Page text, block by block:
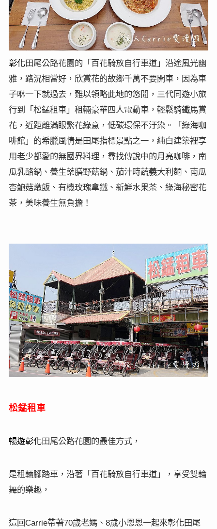
彰化田尾公路花園的「百花騎放自行車道」沿途風光幽
雅，路況相當好，欣賞花的故鄉千萬不要開車，因為車
子咻一下就過去，難以領略此地的悠閒，三代同遊小旅
行到「松錳租車」租輛豪華四人電動車，輕鬆騎鐵馬賞
花，近距離滿眼繁花綠意，低碳環保不汙染。「綠海咖
啡館」的希臘風情是田尾指標景點之一，純白建築裡享
用老少都愛的無國界料理，尋找傳說中的月亮咖啡，南
瓜乳酪鍋、養生藥膳野菇鍋、茄汁時蔬義大利麵、南瓜
杏鮑菇燉飯、有機玫瑰拿鐵、新鮮水果茶、綠海秘密花
茶，美味養生無負擔！
松錳租車
暢遊彰化田尾公路花園的最佳方式，
是租輛腳踏車，沿著「百花騎放自行車道」，享受雙輪
舞的樂趣，
這回Carrie帶著70歲老媽、 8歲小恩恩一起來彰化田尾